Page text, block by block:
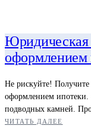
Юридическая
оформлением
Не рискуйте!
оформлением
подводных камней.
ЧИТАТЬ ДАЛЕЕ